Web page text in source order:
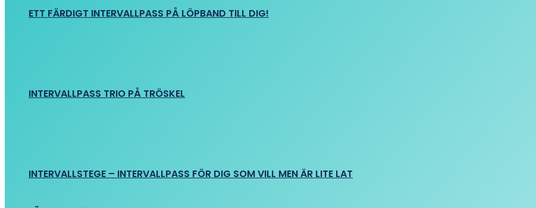
ETT FÄRDIGT INTERVALLPASS PÅ LÖPBAND TILL DIG!
INTERVALLPASS TRIO PÅ TRÖSKEL
INTERVALLSTEGE – INTERVALLPASS FÖR DIG SOM VILL MEN ÄR LITE LAT